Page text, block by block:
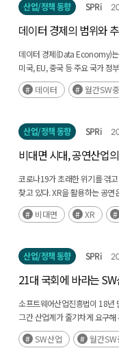
산업/정책 동향 SPRi
데이터 경제의 범위와
데이터 경제(Data Economy)
미국, EU, 중국 등 주요 국가 정
접근하고 있다. 우리나라는 기
데이터 월간SW
산업/정책 동향 SPRi
비대면 시대, 공연산업
코로나19가 초래한 위기를 겪
찾고 있다. XR을 활용하는 공연
오프라인 공연에서 경험하지
비대면 XR
산업/정책 동향 SPRi
21대 국회에 바라는
소프트웨어산업진흥법이 18년
그간 산업계가 줄기차게 요구
해결하기 위해 48개조에서 78
(후략)SW산업 월간